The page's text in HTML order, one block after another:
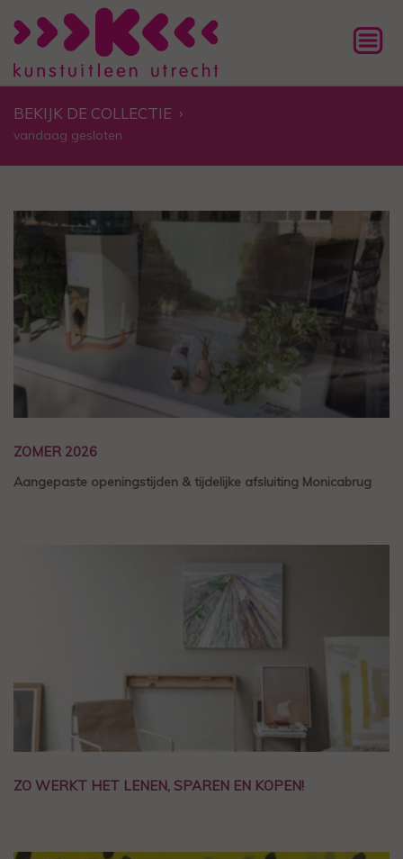
BEKIJK DE COLLECTIE ›
vandaag gesloten
ZOMER 2026
Aangepaste openingstijden & tijdelijke afsluiting Monicabrug
ZO WERKT HET LENEN, SPAREN EN KOPEN!